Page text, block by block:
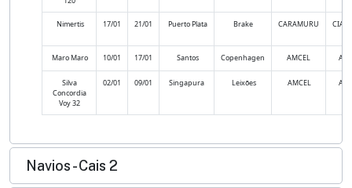
Nimertis 17/01 21/01 Puerto Plata Brake CARAMURU
Maro Maro 10/01 17/01 Santos Copenhagen AMCEL
Silva
Concordia
Voy 32
02/01 09/01 Singapura Leixões AMCEL
Navios - Cais 2